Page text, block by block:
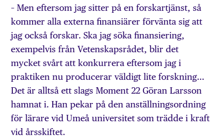
– Men eftersom jag sitter på en forskartjänst, så
kommer alla externa finansiärer förvänta sig att
jag också forskar. Ska jag söka finansiering,
exempelvis från Vetenskapsrådet, blir det
mycket svårt att konkurrera eftersom jag i
praktiken nu producerar väldigt lite forskning…
Det är alltså ett slags Moment 22 Göran Larsson
hamnat i. Han pekar på den anställningsordning
för lärare vid Umeå universitet som trädde i kraft
vid årsskiftet.